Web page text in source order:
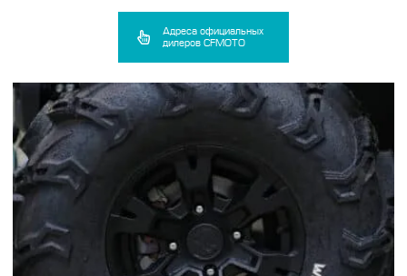
Адреса официальных
дилеров CFMOTO